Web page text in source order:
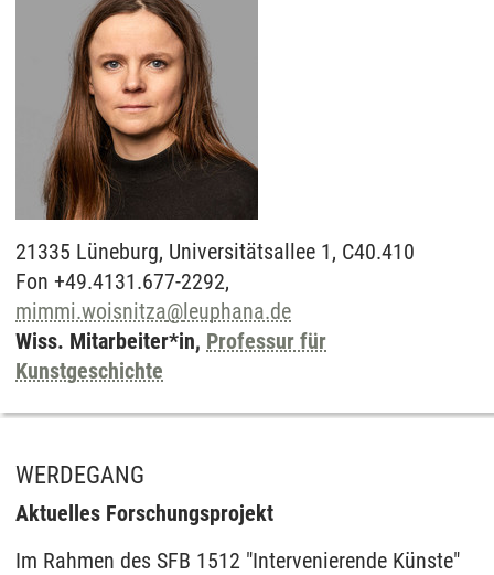
21335 Lüneburg, Universitätsallee 1, C40.410
Fon +49.4131.677-2292,
mimmi.woisnitza@leuphana.de
Wiss. Mitarbeiter*in, Professur für
Kunstgeschichte
WERDEGANG
Aktuelles Forschungsprojekt
Im Rahmen des SFB 1512 "Intervenierende Künste"